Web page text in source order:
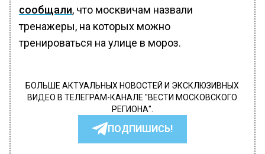
сообщали, что москвичам назвали
тренажеры, на которых можно
тренироваться на улице в мороз.
БОЛЬШЕ АКТУАЛЬНЫХ НОВОСТЕЙ И ЭКСКЛЮЗИВНЫХ
ВИДЕО В ТЕЛЕГРАМ-КАНАЛЕ "ВЕСТИ МОСКОВСКОГО
РЕГИОНА".
ПОДПИШИСЬ!